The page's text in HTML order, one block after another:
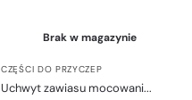
Brak w magazynie
CZĘŚCI DO PRZYCZEP
Uchwyt zawiasu mocowani...